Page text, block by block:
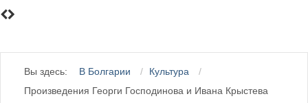
Вы здесь: В Болгарии
Культура
Произведения Георги Господинова и Ивана Крыстева